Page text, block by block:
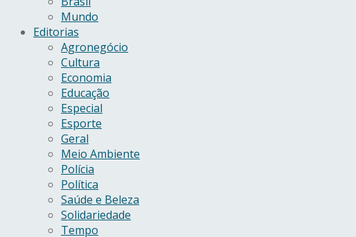
Mundo
Editorias
Agronegócio
Cultura
Economia
Educação
Especial
Esporte
Geral
Meio Ambiente
Polícia
Política
Saúde e Beleza
Solidariedade
Tempo